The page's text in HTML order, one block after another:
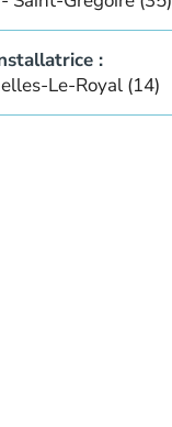
:
Le-Royal (14)